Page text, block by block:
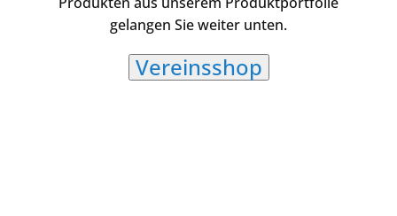
gelangen Sie weiter unten.
Vereinsshop